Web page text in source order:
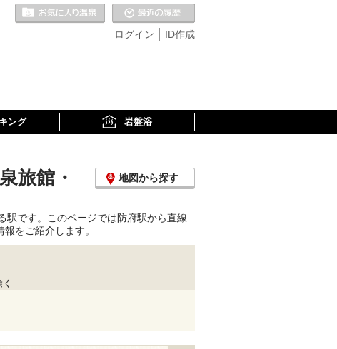
ID作成
ログイン
お気に入りの温泉
ング 岩盤浴
旅館・
地図から探す
駅です。このページでは防府駅から直線
をご紹介します。